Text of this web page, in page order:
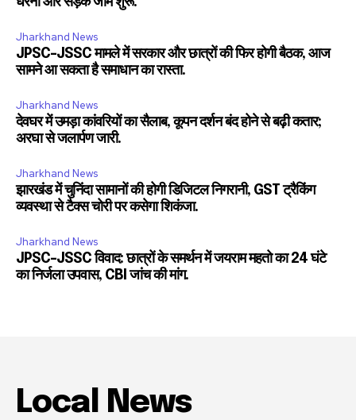
Jharkhand News
JPSC-JSSC मामले में सरकार और छात्रों की फिर होगी बैठक, आज
सामने आ सकता है समाधान का रास्ता.
Jharkhand News
देवघर में उमड़ा कांवरियों का सैलाब, कूपन दर्शन बंद होने से बढ़ी कतार;
अरघा से जलार्पण जारी.
Jharkhand News
झारखंड में चुनिंदा सामानों की होगी डिजिटल निगरानी, GST ट्रैकिंग
व्यवस्था से टैक्स चोरी पर कसेगा शिकंजा.
Jharkhand News
JPSC-JSSC विवाद: छात्रों के समर्थन में जयराम महतो का 24 घंटे
का निर्जला उपवास, CBI जांच की मांग.
Local News